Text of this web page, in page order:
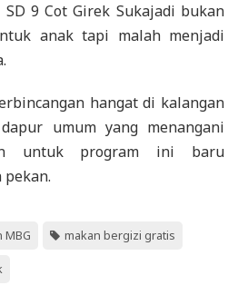
9 Cot Girek Sukajadi bukan
anak tapi malah menjadi
hangat di kalangan
umum yang menangani
untuk program ini baru
pekan.
MBG makan bergizi gratis